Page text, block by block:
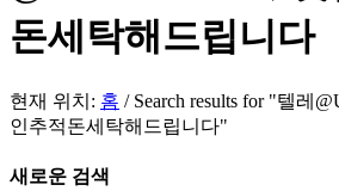
돈세탁해드립니다
현재 위치: 홈 / Search results for "텔레
인추적돈세탁해드립니다"
새로운 검색